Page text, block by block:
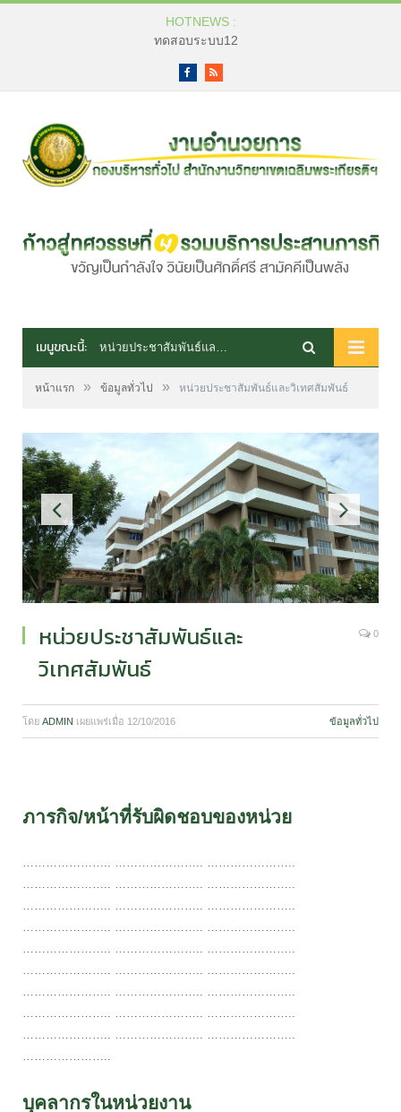
HOTNEWS :
ทดสอบระบบ12
FacebookRSS
เมนูขณะนี้:
หน้าแรก » ข้อมูลทั่วไป » หน่วยประชาสัมพันธ์และวิเทศสัมพันธ์
หน่วยประชาสัมพันธ์และ
วิเทศสัมพันธ์
0
โดย ADMIN เผยแพร่เมื่อ 12/10/2016 ข้อมูลทั่วไป
ภารกิจ/หน้าที่รับผิดชอบของหน่วย
………………….. ………………….. …………………..
………………….. ………………….. …………………..
………………….. ………………….. …………………..
………………….. ………………….. …………………..
………………….. ………………….. …………………..
………………….. ………………….. …………………..
………………….. ………………….. …………………..
………………….. ………………….. …………………..
………………….. ………………….. …………………..
…………………..
บุคลากรในหน่วยงาน